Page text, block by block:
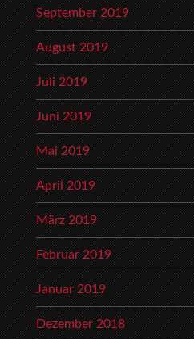
September 2019
August 2019
Juli 2019
Juni 2019
Mai 2019
April 2019
März 2019
Februar 2019
Januar 2019
Dezember 2018